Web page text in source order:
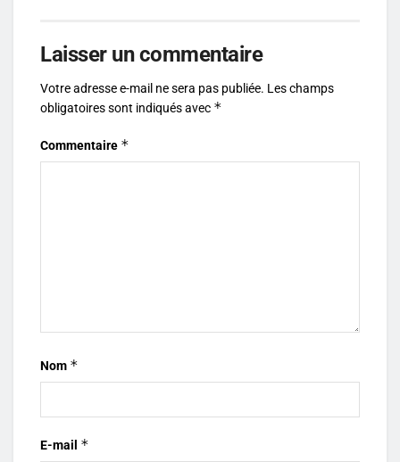
Laisser un commentaire
Votre adresse e-mail ne sera pas publiée. Les champs
obligatoires sont indiqués avec *
Commentaire *
Nom *
E-mail *